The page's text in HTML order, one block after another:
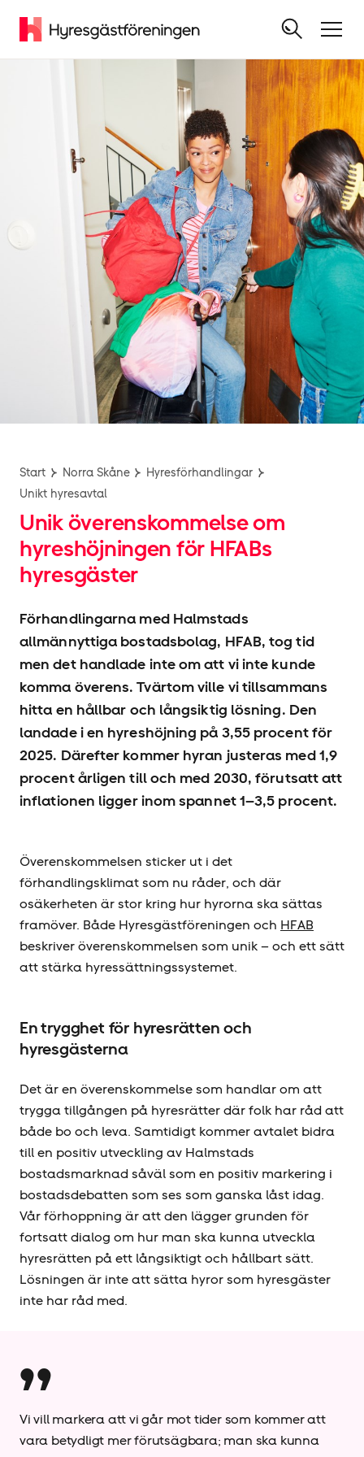
Start Norra Skåne
Hyres­förhandlingar
Unikt hyresavtal
Unik överenskommelse om
hyres­höjningen för HFABs
hyresgäster
Förhandlingarna med Halmstads
allmännyttiga bostadsbolag, HFAB, tog tid
men det handlade inte om att vi inte kunde
komma överens. Tvärtom ville vi tillsammans
hitta en hållbar och långsiktig lösning. Den
landade i en hyres­höjning på 3,55 procent för
2025. Därefter kommer hyran justeras med 1,9
procent årligen till och med 2030, förutsatt att
inflationen ligger inom spannet 1–3,5 procent.
Överenskommelsen sticker ut i det
förhandlingsklimat som nu råder, och där
osäkerheten är stor kring hur hyrorna ska sättas
framöver. Både Hyresgäst­föreningen och HFAB
beskriver överenskommelsen som unik – och ett sätt
att stärka hyressättningssystemet.
En trygghet för hyresrätten och
hyresgästerna
Det är en överenskommelse som handlar om att
trygga tillgången på hyresrätter där folk har råd att
både bo och leva. Samtidigt kommer avtalet bidra
till en positiv utveckling av Halmstads
bostadsmarknad såväl som en positiv markering i
bostadsdebatten som ses som ganska låst idag.
Vår förhoppning är att den lägger grunden för
fortsatt dialog om hur man ska kunna utveckla
hyresrätten på ett långsiktigt och hållbart sätt.
Lösningen är inte att sätta hyror som hyresgäster
inte har råd med.
Vi vill markera att vi går mot tider som kommer att
vara betydligt mer förutsägbara; man ska kunna